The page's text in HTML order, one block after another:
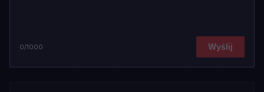
0/1000 Wyślij